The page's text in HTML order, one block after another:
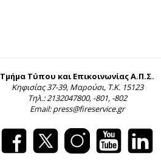
Τμήμα Τύπου και Επικοινωνίας Α.Π.Σ.
Κηφισίας 37-39, Μαρούσι, Τ.Κ. 15123
Τηλ.: 2132047800, -801, -802
Email: press@fireservice.gr